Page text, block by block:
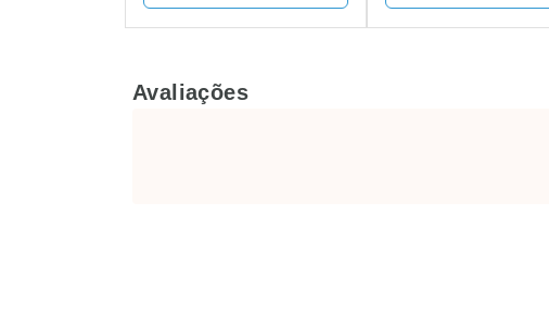
Laboratório
Por Menos
Avaliações